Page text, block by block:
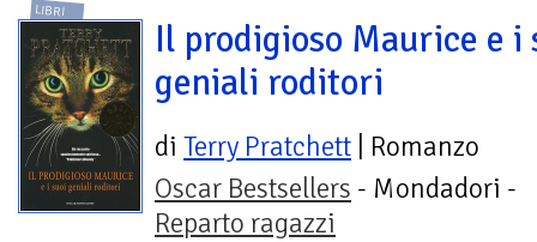
LIBRI
Il prodigioso Maurice e i
geniali roditori
di Terry Pratchett | Romanzo
Oscar Bestsellers - Mondadori -
Reparto ragazzi